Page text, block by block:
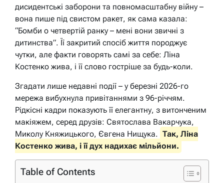
дисидентські заборони та повномасштабну війну –
вона пише під свистом ракет, як сама казала:
“Бомби о четвертій ранку – мені вони звичні з
дитинства”. Її закритий спосіб життя породжує
чутки, але факти говорять самі за себе: Ліна
Костенко жива, і її слово гостріше за будь-коли.
Згадати лише недавні події – у березні 2026-го
мережа вибухнула привітаннями з 96-річчям.
Рідкісні кадри показують її елегантну, з витонченим
макіяжем, серед друзів: Святослава Вакарчука,
Миколу Княжицького, Євгена Нищука. Так, Ліна
Костенко жива, і її дух надихає мільйони.
Table of Contents